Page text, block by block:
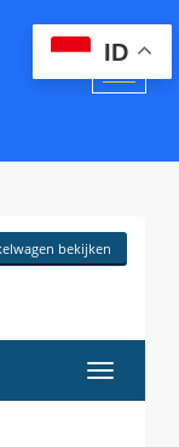
bekijken
Navigatie
in-/
ID